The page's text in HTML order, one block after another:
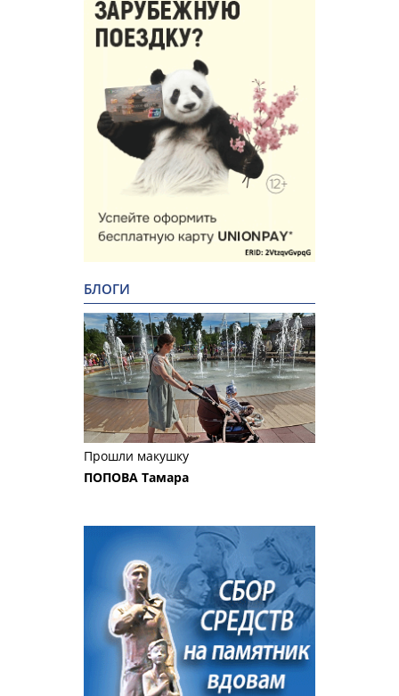
БЛОГИ
Прошли макушку
ПОПОВА Тамара